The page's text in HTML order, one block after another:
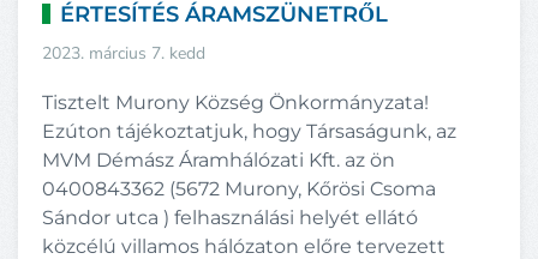
ÉRTESÍTÉS ÁRAMSZÜNETRŐL
2023. március 7. kedd
Tisztelt Murony Község Önkormányzata!
Ezúton tájékoztatjuk, hogy Társaságunk, az
MVM Démász Áramhálózati Kft. az ön
0400843362 (5672 Murony, Kőrösi Csoma
Sándor utca ) felhasználási helyét ellátó
közcélú villamos hálózaton előre tervezett